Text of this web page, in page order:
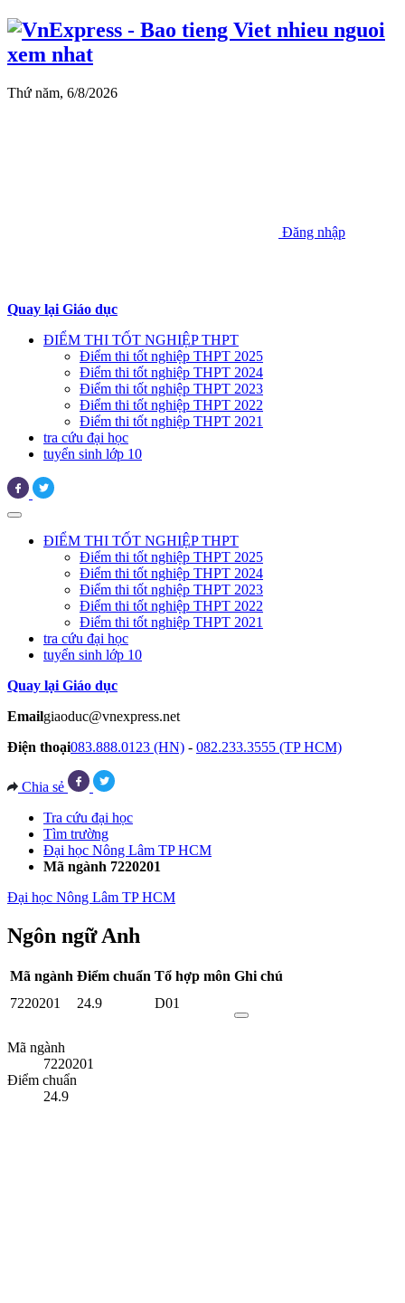
Thứ năm, 6/8/2026
Đăng nhập
Quay lại Giáo dục
ĐIỂM THI TỐT NGHIỆP THPT
Điểm thi tốt nghiệp THPT 2025
Điểm thi tốt nghiệp THPT 2024
Điểm thi tốt nghiệp THPT 2023
Điểm thi tốt nghiệp THPT 2022
Điểm thi tốt nghiệp THPT 2021
tra cứu đại học
tuyển sinh lớp 10
ĐIỂM THI TỐT NGHIỆP THPT
Điểm thi tốt nghiệp THPT 2025
Điểm thi tốt nghiệp THPT 2024
Điểm thi tốt nghiệp THPT 2023
Điểm thi tốt nghiệp THPT 2022
Điểm thi tốt nghiệp THPT 2021
tra cứu đại học
tuyển sinh lớp 10
Quay lại Giáo dục
Emailgiaoduc@vnexpress.net
Điện thoại083.888.0123 (HN) - 082.233.3555 (TP HCM)
Chia sẻ
Tra cứu đại học
Tìm trường
Đại học Nông Lâm TP HCM
Mã ngành 7220201
Đại học Nông Lâm TP HCM
Ngôn ngữ Anh
Mã ngành Điểm chuẩn Tổ hợp môn Ghi chú
7220201
24.9 D01
Mã ngành
7220201
Điểm chuẩn
24.9